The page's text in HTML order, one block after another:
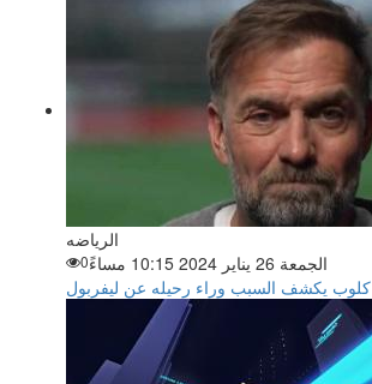
الرياضه
الجمعة 26 يناير 2024 10:15 مساءً
0
كلوب يكشف السبب وراء رحيله عن ليفربول